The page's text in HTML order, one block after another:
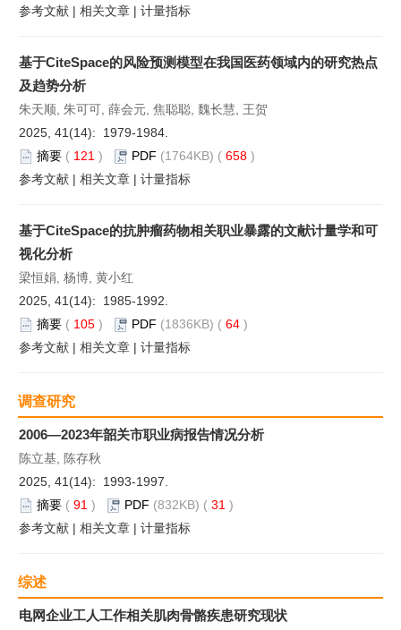
参考文献 | 相关文章 | 计量指标
基于CiteSpace的风险预测模型在我国医药领域内的研究热点
及趋势分析
朱天顺, 朱可可, 薛会元, 焦聪聪, 魏长慧, 王贺
2025, 41(14): 1979-1984.
摘要 ( 121 ) PDF (1764KB) ( 658 )
参考文献 | 相关文章 | 计量指标
基于CiteSpace的抗肿瘤药物相关职业暴露的文献计量学和可
视化分析
梁恒娟, 杨博, 黄小红
2025, 41(14): 1985-1992.
摘要 ( 105 ) PDF (1836KB) ( 64 )
参考文献 | 相关文章 | 计量指标
调查研究
2006—2023年韶关市职业病报告情况分析
陈立基, 陈存秋
2025, 41(14): 1993-1997.
摘要 ( 91 ) PDF (832KB) ( 31 )
参考文献 | 相关文章 | 计量指标
综述
电网企业工人工作相关肌肉骨骼疾患研究现状